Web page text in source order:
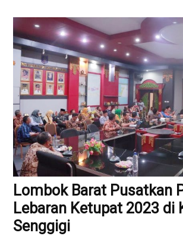
Lombok Barat Pusatkan
Lebaran Ketupat 2023 di
Senggigi